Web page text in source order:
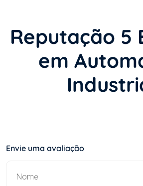
Reputação 5
em
Envie uma avaliação